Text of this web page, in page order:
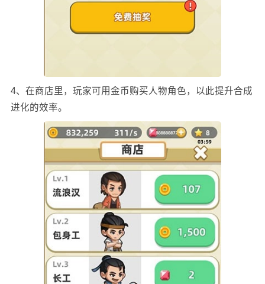
4、在商店里，玩家可用金币购买人物角色，以此提升合成
进化的效率。